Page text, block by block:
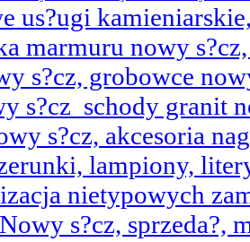
us?ugi
marmuru nowy
s?cz, grobowce
s?cz schody granit
s?cz, akcesoria
lampiony,
nietypowych
s?cz, sprzeda?,